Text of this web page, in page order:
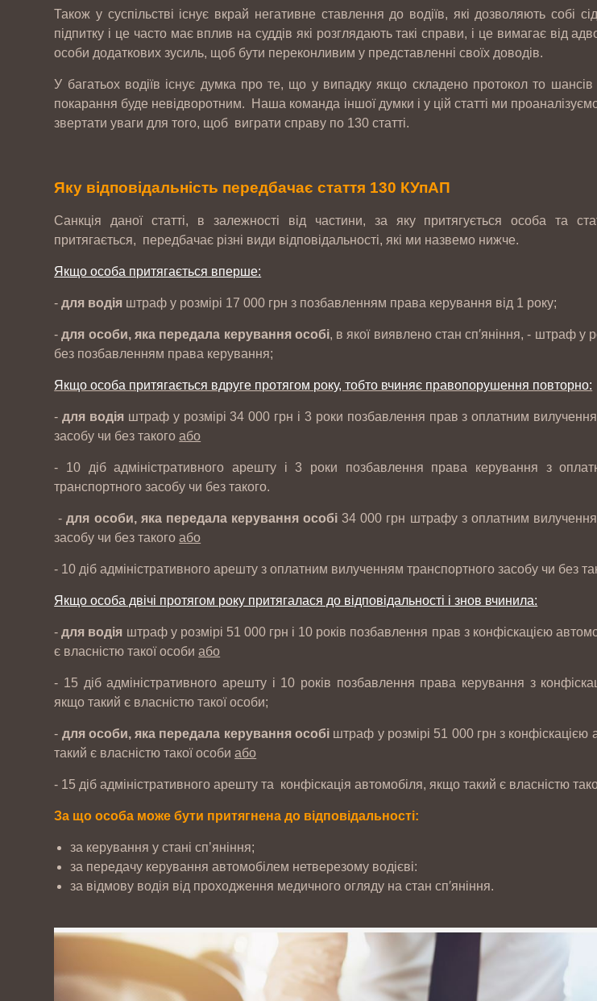
Також у суспільстві існує вкрай негативне ставлення до водіїв, які дозволяють собі
підпитку і це часто має вплив на суддів які розглядають такі справи, і це вимагає від
особи додаткових зусиль, щоб бути переконливим у представленні своїх доводів.
У багатьох водіїв існує думка про те, що у випадку якщо складено протокол то шансів
покарання буде невідворотним. Наша команда іншої думки і у цій статті ми
звертати уваги для того, щоб виграти справу по 130 статті.
Яку відповідальність передбачає стаття 130 КУпАП
Санкція даної статті, в залежності від частини, за яку притягується особа та
притягається, передбачає різні види відповідальності, які ми назвемо нижче.
Якщо особа притягається вперше:
-для водія штраф у розмірі 17 000 грн з позбавленням права керування від 1 року;
-для особи, яка передала керування особі, в якої виявлено стан сп′яніння, - штраф у
без позбавленням права керування;
Якщо особа притягається вдруге протягом року, тобто вчиняє правопорушення повторно:
-для водіяштраф у розмірі 34 000 грн і 3 роки позбавлення прав з оплатним
засобу чи без такогоабо
- 10 діб адміністративного арешту і 3 роки позбавлення права керування з
транспортного засобу чи без такого.
-для особи, яка передала керування особі34 000 грн штрафу з оплатним
засобу чи без такогоабо
- 10 діб адміністративного арешту з оплатним вилученням транспортного засобу чи без
Якщо особа двічі протягом року притягалася до відповідальності і знов вчинила:
-для водія штраф у розмірі 51 000 грн і 10 років позбавлення прав з конфіскацією
є власністю такої особиабо
- 15 діб адміністративного арешту і 10 років позбавлення права керування з
якщо такий є власністю такої особи;
- для особи, яка передала керування особі штраф у розмірі 51 000 грн з конфіскацією
такий є власністю такої особиабо
- 15 діб адміністративного арешту та конфіскація автомобіля, якщо такий є власністю
За що особа може бути притягнена до відповідальності:
за керування у стані сп’яніння;
за передачу керування автомобілем нетверезому водієві:
за відмову водія від проходження медичного огляду на стан сп′яніння.